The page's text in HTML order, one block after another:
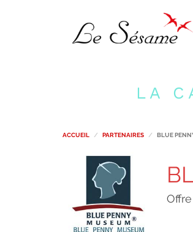
LA
ACCUEIL PARTENAIRES BLUE